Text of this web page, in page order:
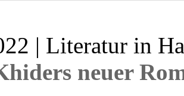
| Literatur in
neuer